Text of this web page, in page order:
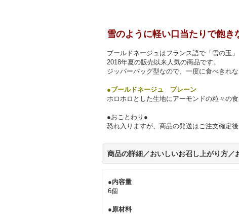
雪のように軽い口当たりで飽き
ブールドネージュはフランス語で「雪の玉
2018年夏の販売以来人気の商品です。
ジッパーバッグ型なので、一度に食べきれ
●ブールドネージュ プレーン
ホロホロとした生地にアーモンドの粒々の
●おことわり●
恐れ入りますが、商品の発送はご注文確定
商品の詳細／おいしいお召し上がり方／
●内容量
6個
●原材料